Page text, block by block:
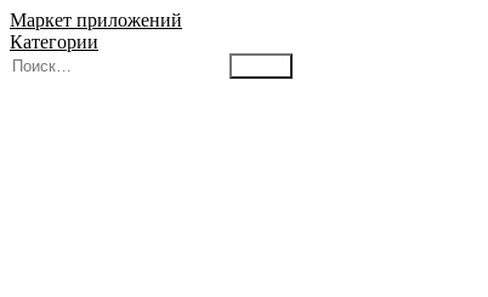
Маркет приложений
Категории